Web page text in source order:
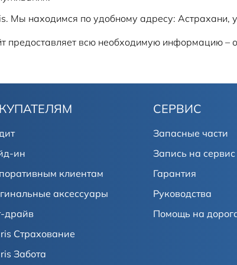
Мы находимся по удобному адресу: Астрахани,
всю необходимую информацию –
ин
клиентам
аксессуары
драйв
Страхование
Забота
СЕРВИС
Запасные части
Запись на сервис
Гарантия
Руководства
Помощь на